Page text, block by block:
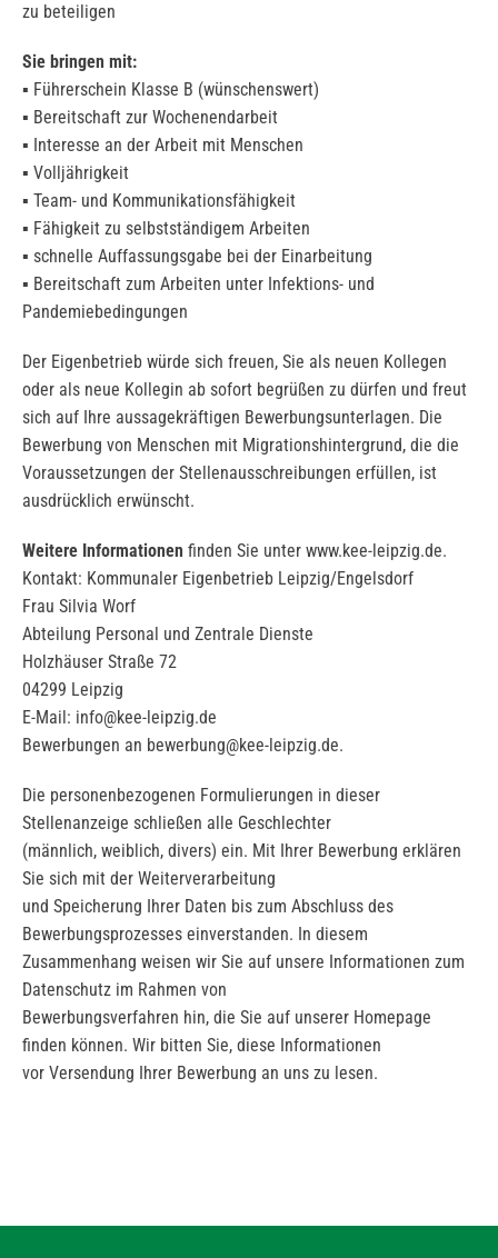
zu beteiligen
Sie bringen mit:
▪ Führerschein Klasse B (wünschenswert)
▪ Bereitschaft zur Wochenendarbeit
▪ Interesse an der Arbeit mit Menschen
▪ Volljährigkeit
▪ Team- und Kommunikationsfähigkeit
▪ Fähigkeit zu selbstständigem Arbeiten
▪ schnelle Auffassungsgabe bei der Einarbeitung
▪ Bereitschaft zum Arbeiten unter Infektions- und
Pandemiebedingungen
Der Eigenbetrieb würde sich freuen, Sie als neuen Kollegen
oder als neue Kollegin ab sofort begrüßen zu dürfen und freut
sich auf Ihre aussagekräftigen Bewerbungsunterlagen. Die
Bewerbung von Menschen mit Migrationshintergrund, die die
Voraussetzungen der Stellenausschreibungen erfüllen, ist
ausdrücklich erwünscht.
Weitere Informationen finden Sie unter www.kee-leipzig.de.
Kontakt: Kommunaler Eigenbetrieb Leipzig/Engelsdorf
Frau Silvia Worf
Abteilung Personal und Zentrale Dienste
Holzhäuser Straße 72
04299 Leipzig
E-Mail: info@kee-leipzig.de
Bewerbungen an bewerbung@kee-leipzig.de.
Die personenbezogenen Formulierungen in dieser
Stellenanzeige schließen alle Geschlechter
(männlich, weiblich, divers) ein. Mit Ihrer Bewerbung erklären
Sie sich mit der Weiterverarbeitung
und Speicherung Ihrer Daten bis zum Abschluss des
Bewerbungsprozesses einverstanden. In diesem
Zusammenhang weisen wir Sie auf unsere Informationen zum
Datenschutz im Rahmen von
Bewerbungsverfahren hin, die Sie auf unserer Homepage
finden können. Wir bitten Sie, diese Informationen
vor Versendung Ihrer Bewerbung an uns zu lesen.